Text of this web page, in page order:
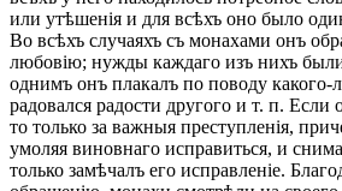
или утѣшенія и для всѣхъ оно было
Во всѣхъ случаяхъ съ монахами онъ
любовію; нужды каждаго изъ нихъ
однимъ онъ плакалъ по поводу какого-
радовался радости другого и т. п. Если
то только за важныя преступленія,
умоляя виновнаго исправиться, и
только замѣчалъ его исправленіе.